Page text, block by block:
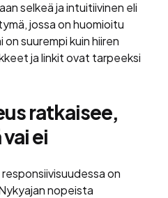
selkeä ja intuitiivinen eli
jossa on huomioitu
suurempi kuin hiiren
ja linkit ovat tarpeeksi
ratkaisee,
ei
on
nopeista